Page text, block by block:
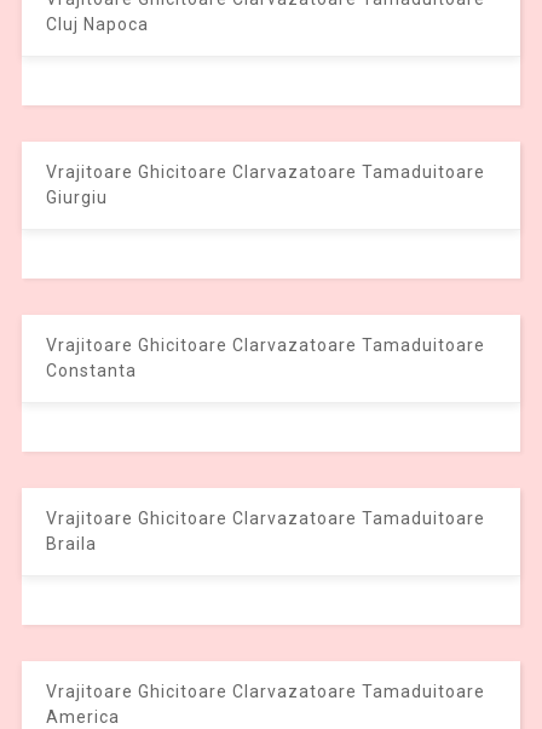
Cluj Napoca
Vrajitoare Ghicitoare Clarvazatoare Tamaduitoare
Giurgiu
Vrajitoare Ghicitoare Clarvazatoare Tamaduitoare
Constanta
Vrajitoare Ghicitoare Clarvazatoare Tamaduitoare
Braila
Vrajitoare Ghicitoare Clarvazatoare Tamaduitoare
America